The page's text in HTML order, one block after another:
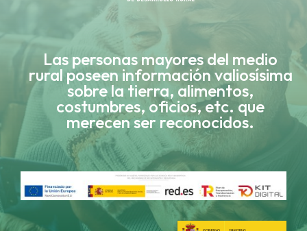
Las personas mayores del medio
rural poseen información valiosísima
sobre la tierra, alimentos,
costumbres, oficios, etc. que
merecen ser reconocidos.